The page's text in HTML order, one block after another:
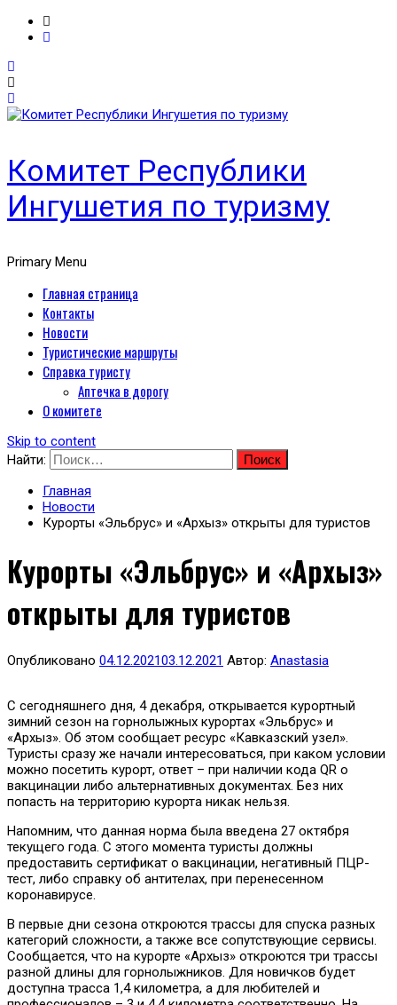
Комитет Республики
Ингушетия по туризму
Primary Menu
Главная страница
Контакты
Новости
Туристические маршруты
Справка туристу
Аптечка в дорогу
О комитете
Skip to content
Найти:
Главная
Новости
Курорты «Эльбрус» и «Архыз» открыты для туристов
Курорты «Эльбрус» и «Архыз»
открыты для туристов
Опубликовано 04.12.202103.12.2021 Автор: Anastasia
С сегодняшнего дня, 4 декабря, открывается курортный
зимний сезон на горнолыжных курортах «Эльбрус» и
«Архыз». Об этом сообщает ресурс «Кавказский узел».
Туристы сразу же начали интересоваться, при каком условии
можно посетить курорт, ответ – при наличии кода QR о
вакцинации либо альтернативных документах. Без них
попасть на территорию курорта никак нельзя.
Напомним, что данная норма была введена 27 октября
текущего года. С этого момента туристы должны
предоставить сертификат о вакцинации, негативный ПЦР-
тест, либо справку об антителах, при перенесенном
коронавирусе.
В первые дни сезона откроются трассы для спуска разных
категорий сложности, а также все сопутствующие сервисы.
Сообщается, что на курорте «Архыз» откроются три трассы
разной длины для горнолыжников. Для новичков будет
доступна трасса 1,4 километра, а для любителей и